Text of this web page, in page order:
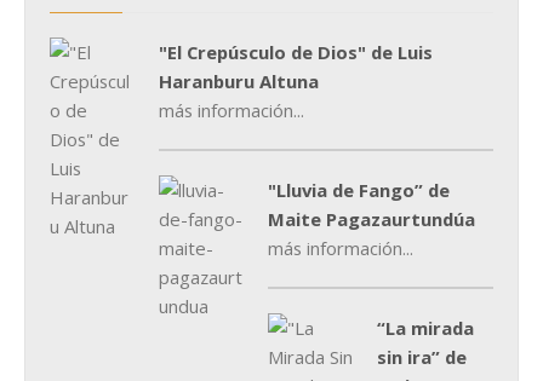
"El Crepúsculo de Dios" de Luis
Haranburu Altuna
más información...
"Lluvia de Fango” de
Maite Pagazaurtundúa
más información...
“La mirada
sin ira” de